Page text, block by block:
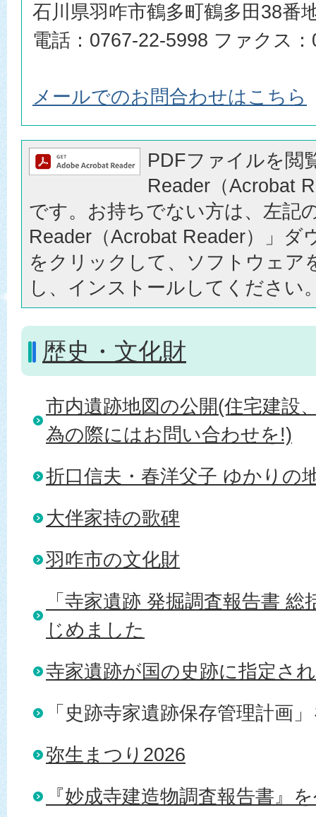
石川県羽咋市鶴多町鶴多田38
電話：0767-22-5998 ファクス
メールでのお問合わせはこちら
PDFファイルを閲
Reader（Acrobat
です。お持ちでない方は、左記
Reader（Acrobat Reader）」ダ
をクリックして、ソフトウェア
し、インストールしてください
歴史・文化財
市内遺跡地図の公開(住宅建設
為の際にはお問い合わせを!)
折口信夫・春洋父子 ゆかりの
大伴家持の歌碑
羽咋市の文化財
「寺家遺跡 発掘調査報告書
じめました
寺家遺跡が国の史跡に指定さ
「史跡寺家遺跡保存管理計画
弥生まつり2026
『妙成寺建造物調査報告書』